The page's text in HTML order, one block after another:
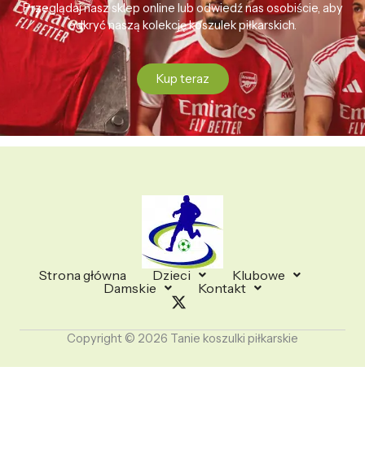
Przeglądaj nasz sklep online lub odwiedź nas osobiście, aby
odkryć naszą kolekcję koszulek piłkarskich.
Kup teraz
Strona główna Dzieci
Klubowe
Damskie
Kontakt
Copyright © 2026 Tanie koszulki piłkarskie